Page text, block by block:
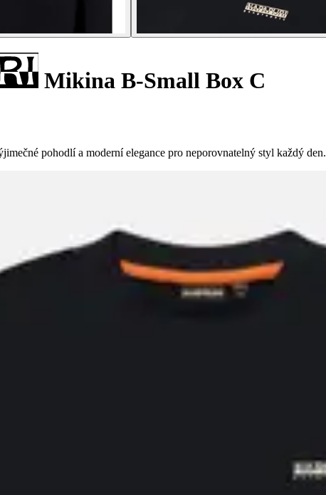
Mikina B-Small Box C
pohodlí a moderní elegance pro neporovnatelný styl každý den.